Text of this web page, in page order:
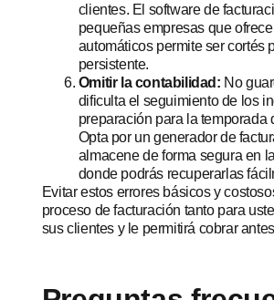
clientes. El software de
pequeñas empresas que
automáticos permite ser cortés
persistente.
Omitir la contabilidad: No
dificulta el seguimiento de los
preparación para la temporada
Opta por un generador de
almacene de forma segura en
donde podrás recuperarlas
Evitar estos errores básicos y
proceso de facturación tanto para
sus clientes y le permitirá cobrar